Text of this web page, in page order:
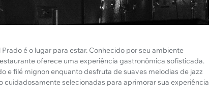
Prado é o lugar para estar. Conhecido por seu ambiente
oferece uma experiência gastronômica sofisticada.
e filé mignon enquanto desfruta de suaves melodias de jazz
cuidadosamente selecionadas para aprimorar sua experiência